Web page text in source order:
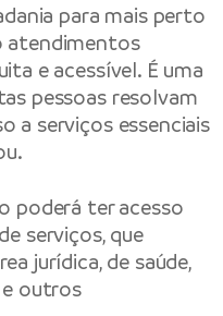
para mais perto
atendimentos
e acessível. É uma
pessoas resolvam
a serviços essenciais
poderá ter acesso
serviços, que
jurídica, de saúde,
e outros